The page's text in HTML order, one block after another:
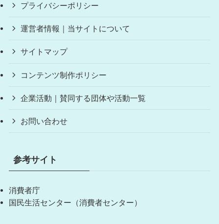
プライバシーポリシー
運営者情報｜当サイトについて
サイトマップ
コンテンツ制作ポリシー
企業活動｜賛同する団体や活動一覧
お問い合わせ
参考サイト
消費者庁
国民生活センター（消費者センター）